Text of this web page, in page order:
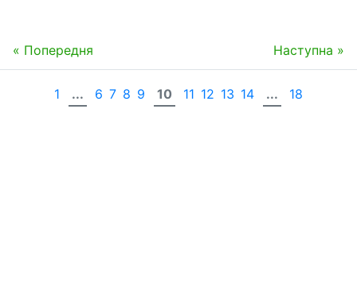
« Попередня Наступна »
1 ... 6 7 8 9 10 11 12 13 14 ... 18